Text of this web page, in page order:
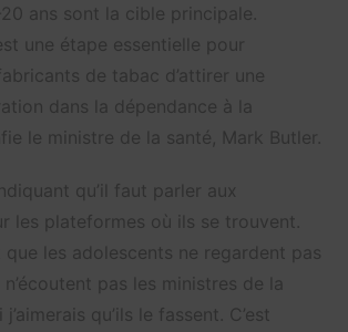
20 ans sont la cible principale.
une étape essentielle pour
de tabac d’attirer une
dans la dépendance à la
le ministre de la santé, Mark Butler.
qu’il faut parler aux
les plateformes où ils se trouvent.
que les adolescents ne regardent pas
pas les ministres de la
qu’ils le fassent. C’est